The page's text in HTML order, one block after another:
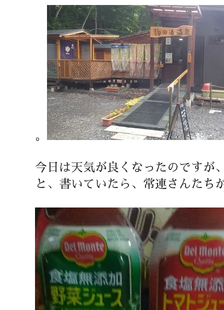
。
今日は天気が良くなったのですが
と、書いていたら、常連さんたち